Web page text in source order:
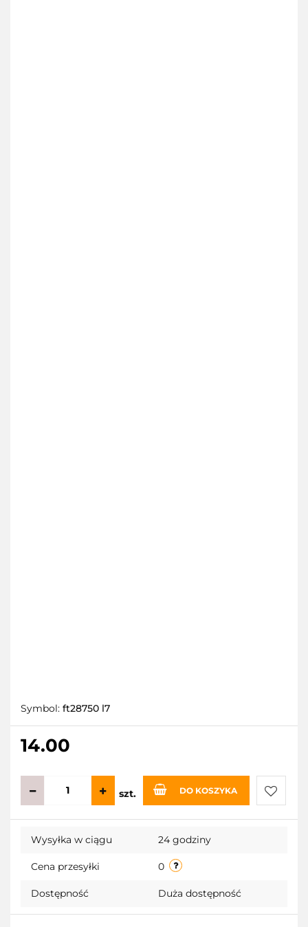
Symbol: ft28750 l7
14.00
szt. DO KOSZYKA
Do
Wysyłka w ciągu 24 godziny
Cena przesyłki 0
Dostępność Duża dostępność